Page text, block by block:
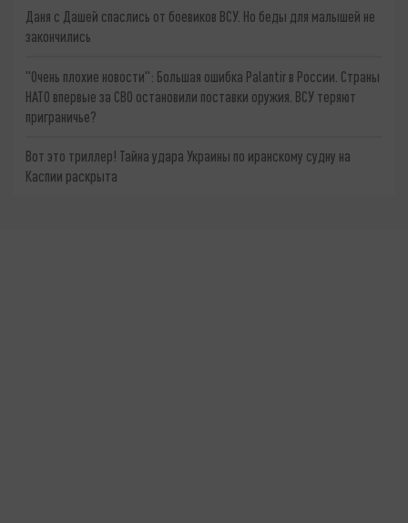
Даня с Дашей спаслись от боевиков ВСУ. Но беды для малышей не
закончились
"Очень плохие новости": Большая ошибка Palantir в России. Страны
НАТО впервые за СВО остановили поставки оружия. ВСУ теряют
приграничье?
Вот это триллер! Тайна удара Украины по иранскому судну на
Каспии раскрыта